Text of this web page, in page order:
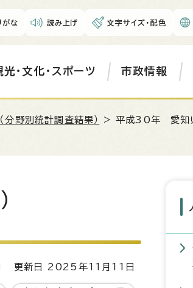
がな 読み上げ 文字サイズ・配色
光・文化・スポーツ 市政情報
分野別統計調査結果）
> 平成30年 愛知
更新日 2025年11月11日